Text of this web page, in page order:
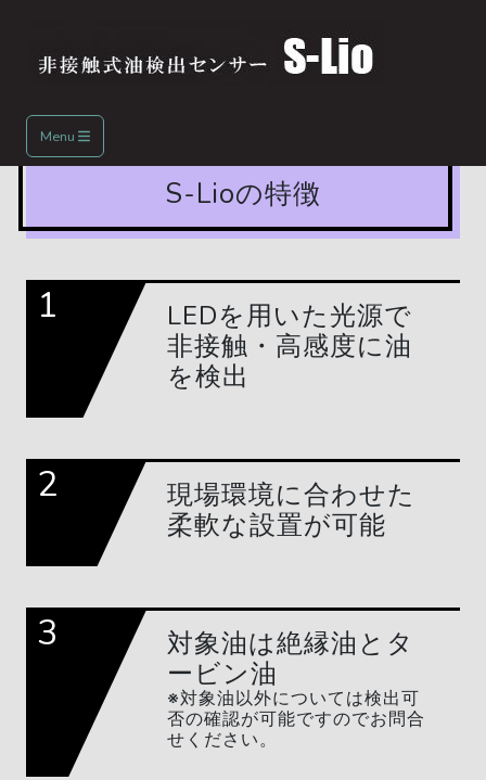
Menu
S-Lioの特徴
1
LEDを用いた光源で
非接触・高感度に油
を検出
2
現場環境に合わせた
柔軟な設置が可能
3
対象油は絶縁油とタ
ービン油
※対象油以外については検出可
否の確認が可能ですのでお問合
せください。